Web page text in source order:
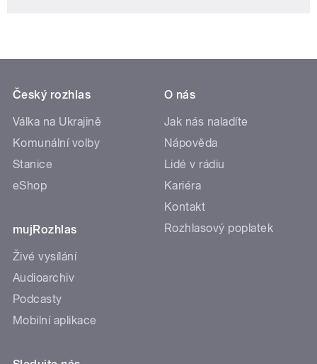
Český rozhlas
Válka na Ukrajině
Komunální volby
Stanice
eShop
mujRozhlas
Živé vysílání
Audioarchiv
Podcasty
Mobilní aplikace
O nás
Jak nás naladíte
Nápověda
Lidé v rádiu
Kariéra
Kontakt
Rozhlasový poplatek